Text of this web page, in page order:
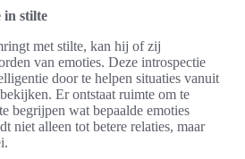
in stilte
met stilte, kan hij of zij
van emoties. Deze introspectie
door te helpen situaties vanuit
Er ontstaat ruimte om te
begrijpen wat bepaalde emoties
niet alleen tot betere relaties, maar